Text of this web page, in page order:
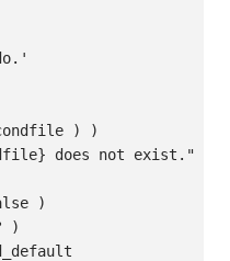
) )
does not exist."
)
)